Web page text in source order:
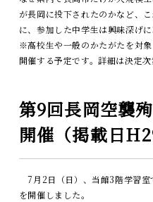
が長岡に投下されたのかなど、
に、参加した中学生は興味深げ
※高校生や一般のかたがたを対
開催する予定です。詳細は決定次
第9回長岡空襲
開催（掲載日
7月2日（日）、当館3階学習室
を開催しました。